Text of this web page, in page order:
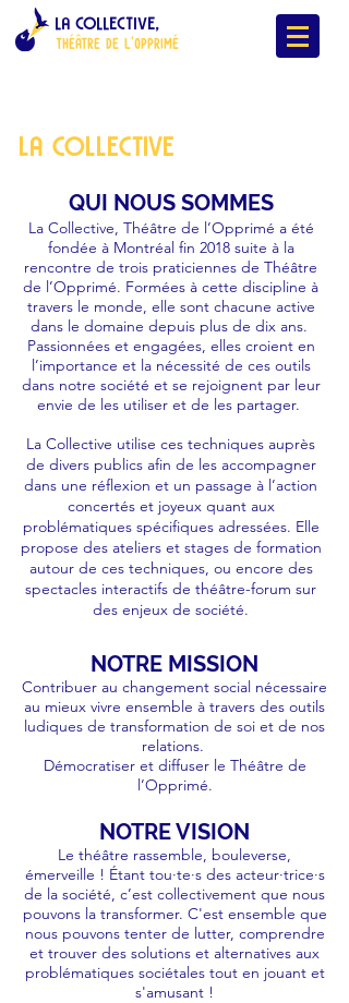
LA COLLECTIVE,
ThÉÂTRE DE L'OPPRIMÉ
La COllective
QUI NOUS SOMMES
La Collective, Théâtre de l’Opprimé a été
fondée à Montréal fin 2018 suite à la
rencontre de trois praticiennes de Théâtre
de l’Opprimé. Formées à cette discipline à
travers le monde, elle sont chacune active
dans le domaine depuis plus de dix ans.
Passionnées et engagées, elles croient en
l’importance et la nécessité de ces outils
dans notre société et se rejoignent par leur
envie de les utiliser et de les partager.
La Collective utilise ces techniques auprès
de divers publics afin de les accompagner
dans une réflexion et un passage à l’action
concertés et joyeux quant aux
problématiques spécifiques adressées. Elle
propose des ateliers et stages de formation
autour de ces techniques, ou encore des
spectacles interactifs de théâtre-forum sur
des enjeux de société.
NOTRE MISSION
Contribuer au changement social nécessaire
au mieux vivre ensemble à travers des outils
ludiques de transformation de soi et de nos
relations.
Démocratiser et diffuser le Théâtre de
l’Opprimé.
NOTRE VISION
Le théâtre rassemble, bouleverse,
émerveille ! Étant tou·te·s des acteur·trice·s
de la société, c’est collectivement que nous
pouvons la transformer. C'est ensemble que
nous pouvons tenter de lutter, comprendre
et trouver des solutions et alternatives aux
problématiques sociétales tout en jouant et
s'amusant !